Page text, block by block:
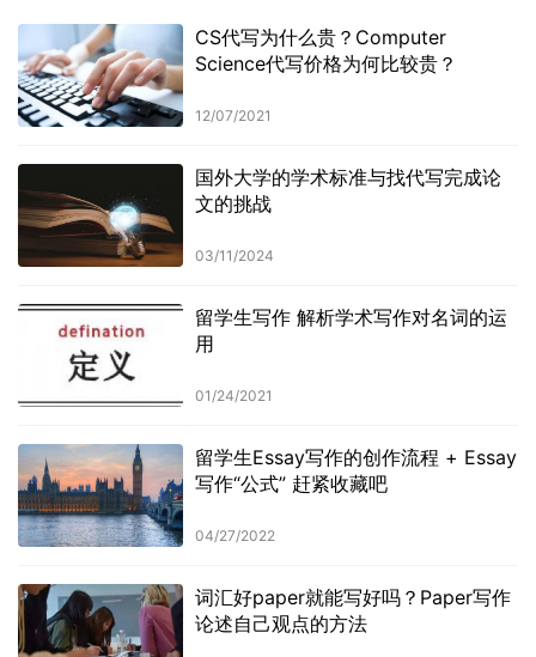
CS代写为什么贵？Computer
Science代写价格为何比较贵？
12/07/2021
国外大学的学术标准与找代写完成论
文的挑战
03/11/2024
留学生写作 解析学术写作对名词的运
用
01/24/2021
留学生Essay写作的创作流程 + Essay
写作“公式” 赶紧收藏吧
04/27/2022
词汇好paper就能写好吗？Paper写作
论述自己观点的方法